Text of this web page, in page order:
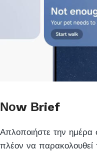
Νοw Βrief
Απλοποιήστε την ημέρα
πλέον να παρακολουθεί